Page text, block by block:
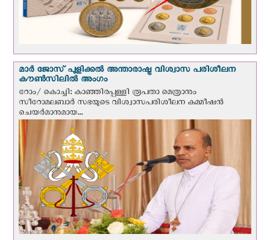
മാർ ജോസ് പുളിക്കൽ അന്താരാഷ്ട്ര വിശ്വാസ പരിശീലന
കൗൺസിലിൽ അംഗം
റോം/ കൊച്ചി: കാഞ്ഞിരപ്പള്ളി രൂപതാ മെത്രാനും
സീറോമലബാർ സഭയുടെ വിശ്വാസപരിശീലന കമ്മീഷൻ
ചെയർമാനുമായ...